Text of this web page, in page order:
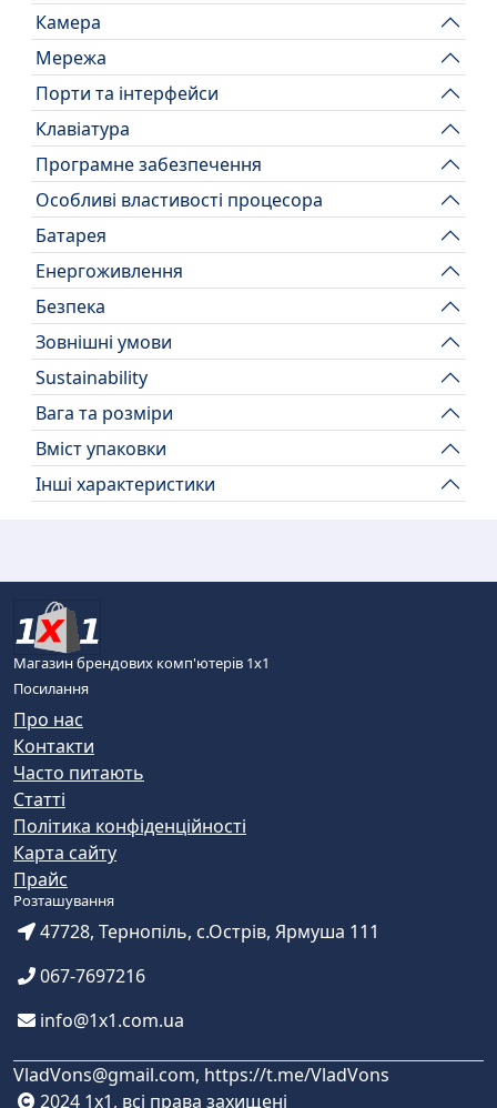
Камера
Мережа
Порти та інтерфейси
Клавіатура
Програмне забезпечення
Особливі властивості процесора
Батарея
Енергоживлення
Безпека
Зовнішні умови
Sustainability
Вага та розміри
Вміст упаковки
Інші характеристики
Магазин брендових комп'ютерів 1х1
Посилання
Про нас
Контакти
Часто питають
Статті
Політика конфіденційності
Карта сайту
Прайс
Розташування
47728, Тернопіль, с.Острів, Ярмуша 111
067-7697216
info@1x1.com.ua
VladVons@gmail.com, https://t.me/VladVons
2024 1x1, всі права захищені